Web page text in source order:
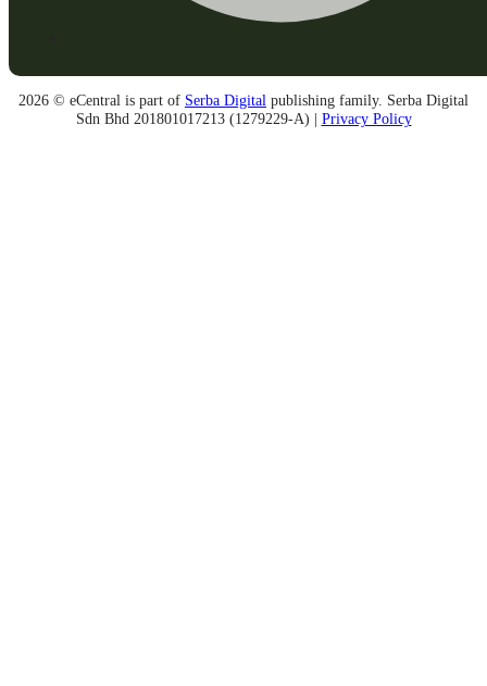
2026 © eCentral is part of Serba Digital publishing family. Serba Digital
Sdn Bhd 201801017213 (1279229-A) | Privacy Policy